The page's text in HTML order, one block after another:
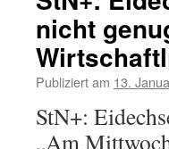
nicht
Publiziert am 13.
StN+:
„Am